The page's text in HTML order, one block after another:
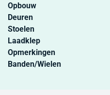
Opbouw
Deuren
Stoelen
Laadklep
Opmerkingen
Banden/Wielen